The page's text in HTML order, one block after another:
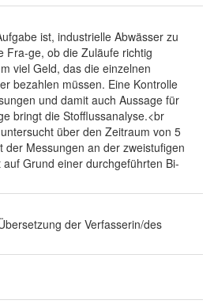
ist, industrielle Abwässer zu
Fra-ge, ob die Zuläufe richtig
viel Geld, das die einzelnen
bezahlen müssen. Eine Kontrolle
und damit auch Aussage für
bringt die Stofflussanalyse.<br
über den Zeitraum von 5
der Messungen an der zweistufigen
Grund einer durchgeführten Bi-
der Verfasserin/des